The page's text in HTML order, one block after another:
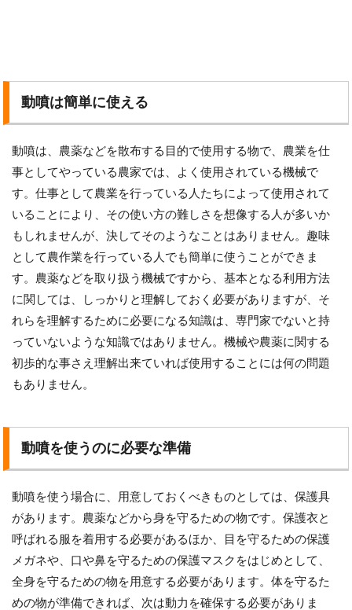
動噴は簡単に使える
動噴は、農薬などを散布する目的で使用する物で、農業を仕
事としてやっている農家では、よく使用されている機械で
す。仕事として農業を行っている人たちによって使用されて
いることにより、その使い方の難しさを想像する人が多いか
もしれませんが、決してそのようなことはありません。趣味
として農作業を行っている人でも簡単に使うことができま
す。農薬などを取り扱う機械ですから、基本となる利用方法
に関しては、しっかりと理解しておく必要がありますが、そ
れらを理解するために必要になる知識は、専門家でないと持
っていないような知識ではありません。機械や農薬に関する
初歩的な事さえ理解出来ていれば使用することには何の問題
もありません。
動噴を使うのに必要な準備
動噴を使う場合に、用意しておくべきものとしては、保護具
があります。農薬などから身を守るための物です。保護衣と
呼ばれる服を着用する必要があるほか、目を守るための保護
メガネや、口や鼻を守るための保護マスクをはじめとして、
全身を守るための物を用意する必要があります。体を守るた
めの物が準備できれば、次は動力を確保する必要がありま